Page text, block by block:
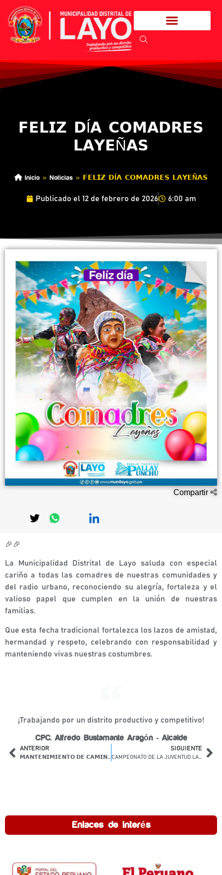
𝗙𝗘𝗟𝗜𝗭 𝗗Í𝗔 𝗖𝗢𝗠𝗔𝗗𝗥𝗘𝗦
𝗟𝗔𝗬𝗘Ñ𝗔𝗦
Inicio » Noticias » 𝗙𝗘𝗟𝗜𝗭 𝗗Í𝗔 𝗖𝗢𝗠𝗔𝗗𝗥𝗘𝗦 𝗟𝗔𝗬𝗘Ñ𝗔𝗦
Publicado el 12 de febrero de 2026 6:00 am
Compartir
🎉🎉
La Municipalidad Distrital de Layo saluda con especial
cariño a todas las comadres de nuestras comunidades y
del radio urbano, reconociendo su alegría, fortaleza y el
valioso papel que cumplen en la unión de nuestras
familias.
Que esta fecha tradicional fortalezca los lazos de amistad,
hermandad y respeto, celebrando con responsabilidad y
manteniendo vivas nuestras costumbres.
¡Trabajando por un distrito productivo y competitivo!
CPC. Alfredo Bustamante Aragón - Alcalde
ANTERIOR
𝗠𝗔𝗡𝗧𝗘𝗡𝗜𝗠𝗜𝗘𝗡𝗧𝗢 𝗗𝗘 𝗖𝗔𝗠𝗜𝗡𝗢𝗦 𝗩𝗘𝗖𝗜𝗡𝗔𝗟𝗘𝗦 𝗘𝗡 𝗟𝗔𝗦 𝗖𝗢𝗠𝗨𝗡𝗜𝗗𝗔𝗗𝗘𝗦 𝗗𝗘𝗟 𝗗𝗜𝗦𝗧𝗥𝗜𝗧𝗢 𝗗𝗘 𝗟𝗔𝗬𝗢
SIGUIENTE
CAMPEONATO DE LA JUVENTUD LAYO 2026
Enlaces de interés